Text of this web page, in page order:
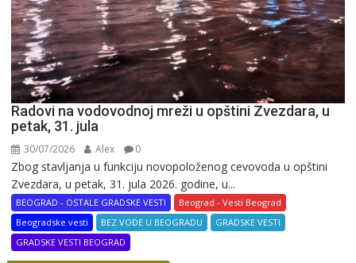
Radovi na vodovodnoj mreži u opštini Zvezdara, u
petak, 31. jula
30/07/2026 Alex 0
Zbog stavljanja u funkciju novopoloženog cevovoda u opštini
Zvezdara, u petak, 31. jula 2026. godine, u...
BEOGRAD - OSTALE GRADSKE VESTI
Beograd - Vesti Beograd
Beogradske vesti
BEZ VODE U BEOGRADU
GRADSKE VESTI
GRADSKE VESTI BEOGRAD